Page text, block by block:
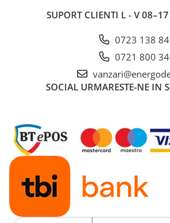
Aplica LED
Corpuri solare decorative
Instalatii sarbatori
Stalpi de iluminat
Stalpi retele electrice
Scule de mana si unelte
Sisteme de incalzire
Automatizari
Montaj
SUPORT CLIENTI L - V
0723 138
0721 800
SOCIAL URMARESTE-NE IN